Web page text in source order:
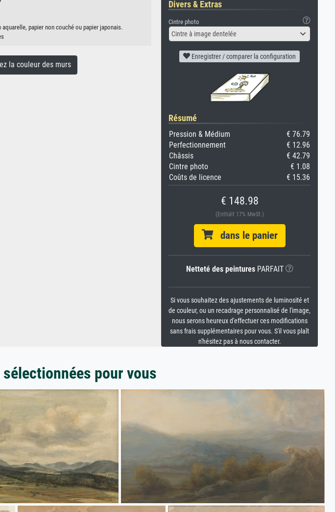
papier non couché ou papier japonais.
la couleur des murs
Divers & Extras
Cintre photo
Cintre à image dentelée
Enregistrer / comparer la configuration
Résumé
Pression & Médium
€ 76.79
Perfectionnement
€ 12.96
Châssis
€ 42.79
Cintre photo
€ 1.08
Coûts de licence
€ 15.36
€ 148.98
(Enthält 17% MwSt.)
dans le panier
Netteté des peinturesPARFAIT
Si vous souhaitez des ajustements de luminosité et
de couleur, ou un recadrage personnalisé de l'image,
nous serons heureux d'effectuer ces modifications
sans frais supplémentaires pour vous. S'il vous plaît
n'hésitez pas à nous contacter.
pour vous